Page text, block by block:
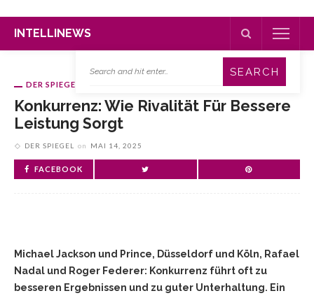
INTELLINEWS
DER SPIEGEL
Konkurrenz: Wie Rivalität Für Bessere
Leistung Sorgt
DER SPIEGEL on MAI 14, 2025
FACEBOOK
Michael Jackson und Prince, Düsseldorf und Köln, Rafael
Nadal und Roger Federer: Konkurrenz führt oft zu
besseren Ergebnissen und zu guter Unterhaltung. Ein